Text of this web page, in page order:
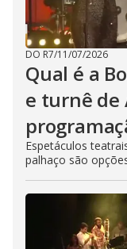
DO R7/11/07/2026
Qual é a
e turnê de
Espetáculos
palhaço são